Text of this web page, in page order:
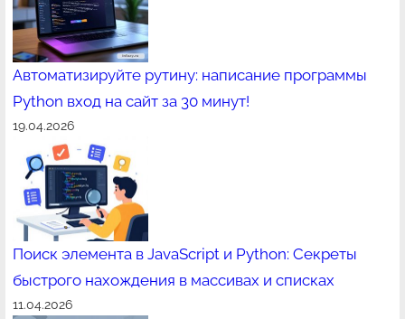
Автоматизируйте рутину: написание программы
Python вход на сайт за 30 минут!
19.04.2026
Поиск элемента в JavaScript и Python: Секреты
быстрого нахождения в массивах и списках
11.04.2026